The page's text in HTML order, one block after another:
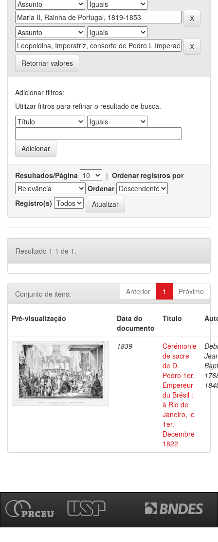
Retornar valores
Adicionar filtros:
Utilizar filtros para refinar o resultado de busca.
Resultados/Página | Ordenar registros por
Ordenar
Registro(s)
Resultado 1-1 de 1.
Anterior 1 Próximo
Conjunto de itens:
Pré-visualização
Data do
documento
Título
1839
Cérémonie
de sacre
de D.
Pedro 1er.
Empereur
du Brésil :
à Rio de
Janeiro, le
1er.
Decembre
1822